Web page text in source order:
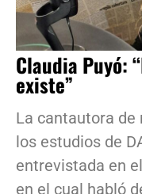
Claudia Puyó:
existe”
La cantautora de
los estudios de
entrevistada en
en el cual habló